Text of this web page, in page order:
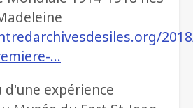
…
expérience